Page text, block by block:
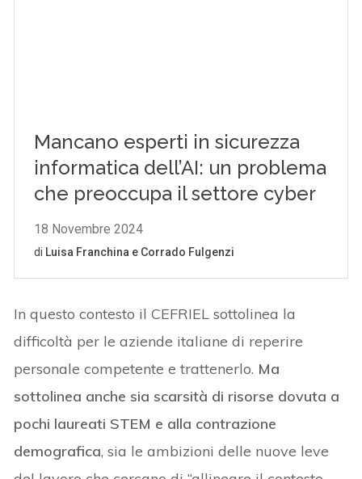
In questo contesto il CEFRIEL sottolinea la
difficoltà per le aziende italiane di reperire
personale competente e trattenerlo. Ma
sottolinea anche sia scarsità di risorse dovuta a
pochi laureati STEM e alla contrazione
demografica, sia le ambizioni delle nuove leve